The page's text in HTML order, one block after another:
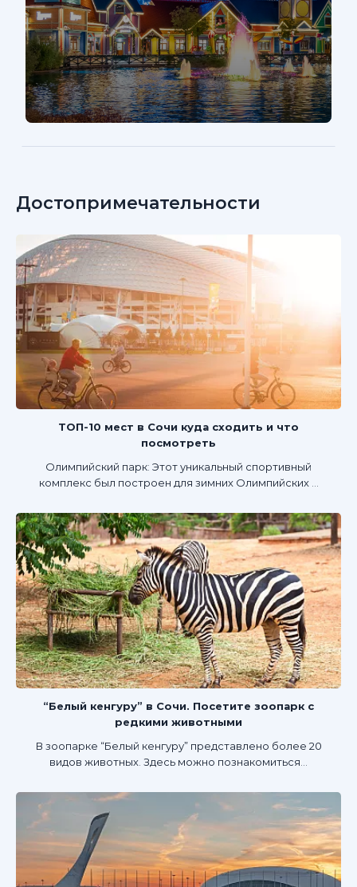
Достопримечательности
ТОП-10 мест в Сочи куда сходить и что
посмотреть
Олимпийский парк: Этот уникальный спортивный
комплекс был построен для зимних Олимпийских ...
“Белый кенгуру” в Сочи. Посетите зоопарк с
редкими животными
В зоопарке “Белый кенгуру” представлено более 20
видов животных. Здесь можно познакомиться...